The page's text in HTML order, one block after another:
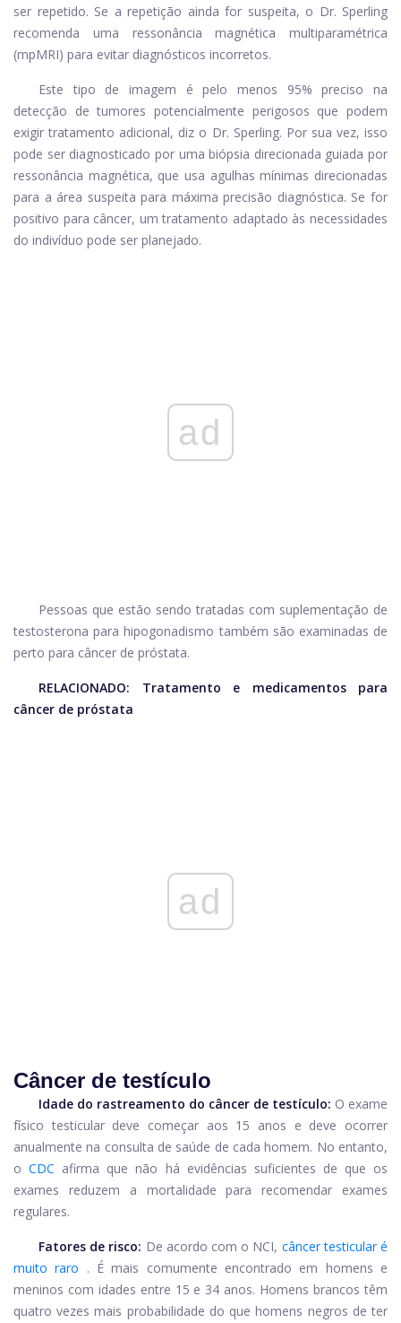
ser repetido. Se a repetição ainda for suspeita, o Dr. Sperling
recomenda uma ressonância magnética multiparamétrica
(mpMRI) para evitar diagnósticos incorretos.
Este tipo de imagem é pelo menos 95% preciso na
detecção de tumores potencialmente perigosos que podem
exigir tratamento adicional, diz o Dr. Sperling. Por sua vez, isso
pode ser diagnosticado por uma biópsia direcionada guiada por
ressonância magnética, que usa agulhas mínimas direcionadas
para a área suspeita para máxima precisão diagnóstica. Se for
positivo para câncer, um tratamento adaptado às necessidades
do indivíduo pode ser planejado.
ad
Pessoas que estão sendo tratadas com suplementação de
testosterona para hipogonadismo também são examinadas de
perto para câncer de próstata.
RELACIONADO:
Tratamento e medicamentos para
câncer de próstata
ad
Câncer de testículo
Idade do rastreamento do câncer de testículo: O exame
físico testicular deve começar aos 15 anos e deve ocorrer
anualmente na consulta de saúde de cada homem. No entanto,
o CDC afirma que não há evidências suficientes de que os
exames reduzem a mortalidade para recomendar exames
regulares.
Fatores de risco: De acordo com o NCI, câncer testicular é
muito raro . É mais comumente encontrado em homens e
meninos com idades entre 15 e 34 anos. Homens brancos têm
quatro vezes mais probabilidade do que homens negros de ter